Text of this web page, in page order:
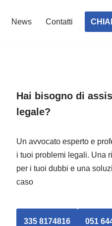
News Contatti
Hai bisogno di
legale?
Un avvocato esperto e
i tuoi problemi legali. Una
per i tuoi dubbi e una
caso
335 8174816 051